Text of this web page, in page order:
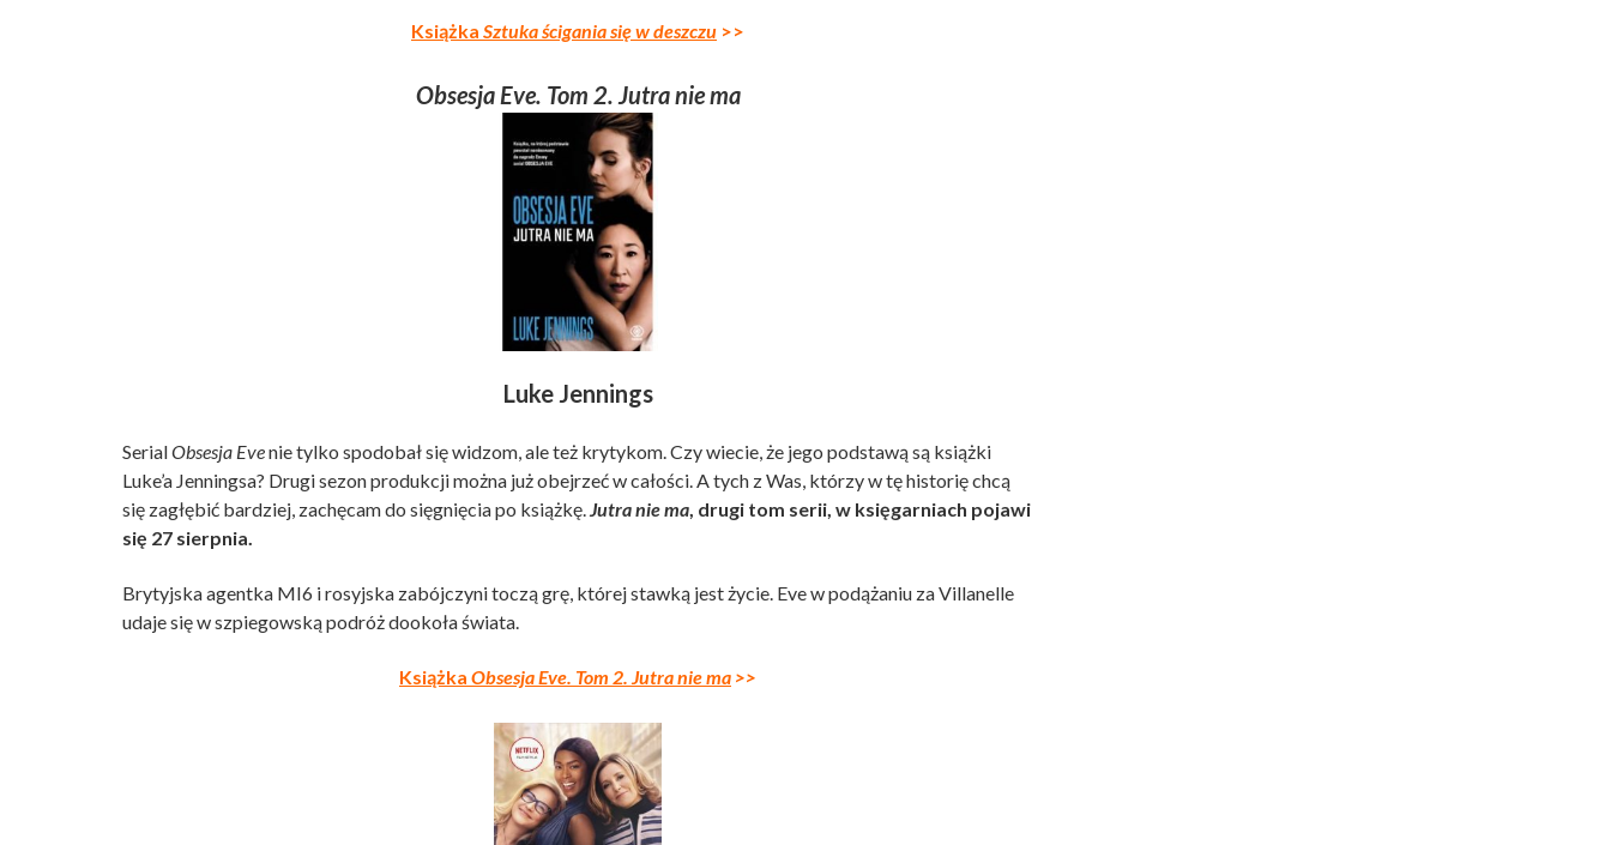
Książka Sztuka ścigania się w deszczu >>
Obsesja Eve. Tom 2. Jutra nie ma
Luke Jennings
SerialObsesja Evenie tylko spodobał się widzom, ale też krytykom. Czy wiecie, że jego podstawą są książki
Luke’a Jenningsa? Drugi sezon produkcji można już obejrzeć w całości. A tych z Was, którzy w tę historię chcą
się zagłębić bardziej, zachęcam do sięgnięcia po książkę.Jutra nie ma, drugi tom serii, w księgarniach pojawi
się 27 sierpnia.
Brytyjska agentka MI6 i rosyjska zabójczyni toczą grę, której stawką jest życie. Eve w podążaniu za Villanelle
udaje się w szpiegowską podróż dookoła świata.
Książka Obsesja Eve. Tom 2. Jutra nie ma >>